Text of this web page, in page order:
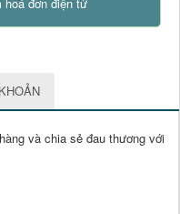
và chia sẻ đau thương với